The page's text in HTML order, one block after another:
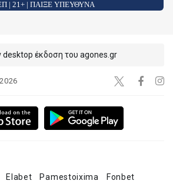
| 21+ | ΠΑΙΞΕ ΥΠΕΥΘΥΝΑ
desktop έκδοση του agones.gr
Elabet Pamestoixima
Fonbet